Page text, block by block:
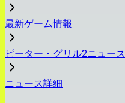
最新ゲーム情報
ピーター・グリル2ニュース
ニュース詳細